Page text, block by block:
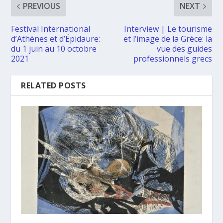
PREVIOUS
Festival International
d’Athènes et d’Épidaure:
du 1 juin au 10 octobre
2021
NEXT
Interview | Le tourisme
et l’image de la Grèce: la
vue des guides
professionnels grecs
RELATED POSTS